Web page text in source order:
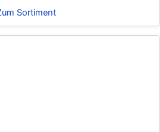
Sortiment